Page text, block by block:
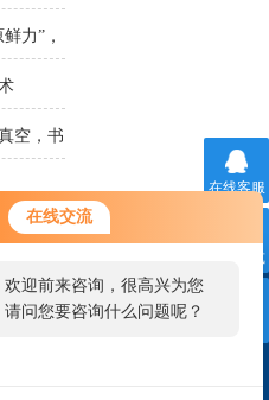
在线交流
欢迎前来咨询，很高兴为您
请问您要咨询什么问题呢？
力”，
空，书
在线客服
联系方式